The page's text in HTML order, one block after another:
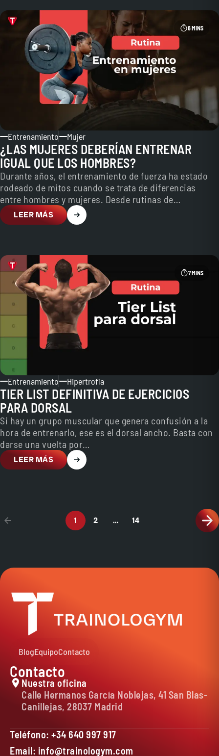
6 MINS
Entrenamiento Mujer
¿LAS MUJERES DEBERÍAN ENTRENAR
IGUAL QUE LOS HOMBRES?
Durante años, el entrenamiento de fuerza ha estado
rodeado de mitos cuando se trata de diferencias
entre hombres y mujeres. Desde rutinas de
“tonificación”…
LEER MÁS
7 MINS
Entrenamiento Hipertrofia
TIER LIST DEFINITIVA DE EJERCICIOS
PARA DORSAL
Si hay un grupo muscular que genera confusión a la
hora de entrenarlo, ese es el dorsal ancho. Basta con
darse una vuelta por…
LEER MÁS
1 2 … 14
Contacto
Nuestra oficina
Calle Hermanos García Noblejas, 41 San Blas-
Canillejas, 28037 Madrid
Teléfono: +34 640 997 917
Email: info@trainologym.com
BlogEquipoContacto